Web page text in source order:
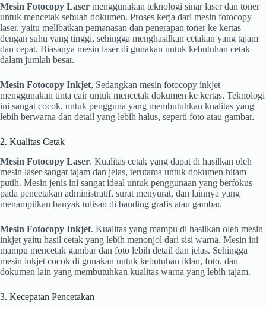
Mesin Fotocopy Laser menggunakan teknologi sinar laser dan toner
untuk mencetak sebuah dokumen. Proses kerja dari mesin fotocopy
laser. yaitu melibatkan pemanasan dan penerapan toner ke kertas
dengan suhu yang tinggi, sehingga menghasilkan cetakan yang tajam
dan cepat. Biasanya mesin laser di gunakan untuk kebutuhan cetak
dalam jumlah besar.
Mesin Fotocopy Inkjet, Sedangkan mesin fotocopy inkjet
menggunakan tinta cair untuk mencetak dokumen ke kertas. Teknologi
ini sangat cocok, untuk pengguna yang membutuhkan kualitas yang
lebih berwarna dan detail yang lebih halus, seperti foto atau gambar.
2. Kualitas Cetak
Mesin Fotocopy Laser. Kualitas cetak yang dapat di hasilkan oleh
mesin laser sangat tajam dan jelas, terutama untuk dokumen hitam
putih. Mesin jenis ini sangat ideal untuk penggunaan yang berfokus
pada pencetakan administratif, surat menyurat, dan lainnya yang
menampilkan banyak tulisan di banding grafis atau gambar.
Mesin Fotocopy Inkjet. Kualitas yang mampu di hasilkan oleh mesin
inkjet yaitu hasil cetak yang lebih menonjol dari sisi warna. Mesin ini
mampu mencetak gambar dan foto lebih detail dan jelas. Sehingga
mesin inkjet cocok di gunakan untuk kebutuhan iklan, foto, dan
dokumen lain yang membutuhkan kualitas warna yang lebih tajam.
3. Kecepatan Pencetakan